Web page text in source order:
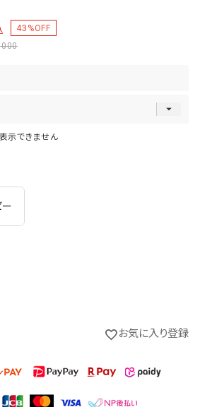
43 %OFF
示できません
ー
お気に入り登録